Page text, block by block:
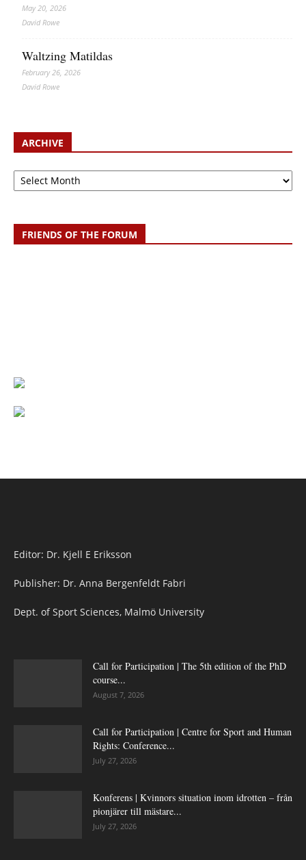
May 20, 2026
David Rowe
Waltzing Matildas
February 26, 2026
David Rowe
ARCHIVE
Archive
FRIENDS OF THE FORUM
Editor: Dr. Kjell E Eriksson
Publisher: Dr. Anna Bergenfeldt Fabri
Dept. of Sport Sciences, Malmö University
Call for Participation | The 5th edition of the PhD
course...
August 7, 2026
Call for Participation | Centre for Sport and Human
Rights: Conference...
July 27, 2026
Konferens | Kvinnors situation inom idrotten – från
pionjärer till mästare...
July 27, 2026